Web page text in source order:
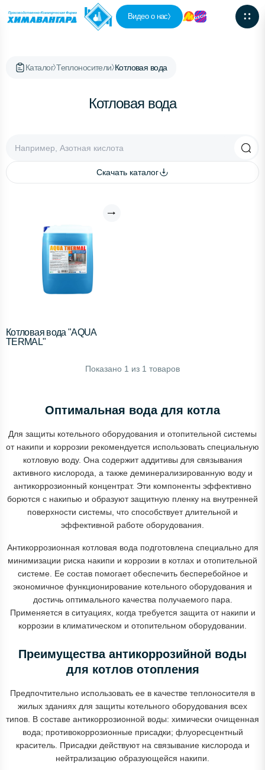
Видео о нас
Каталог Теплоносители Котловая вода
Котловая вода
Скачать каталог
Котловая вода "AQUA
TERMAL"
Показано 1 из 1 товаров
Оптимальная вода для котла
Для защиты котельного оборудования и отопительной системы
от накипи и коррозии рекомендуется использовать специальную
котловую воду. Она содержит аддитивы для связывания
активного кислорода, а также деминерализированную воду и
антикоррозионный концентрат. Эти компоненты эффективно
борются с накипью и образуют защитную пленку на внутренней
поверхности системы, что способствует длительной и
эффективной работе оборудования.
Антикоррозионная котловая вода подготовлена специально для
минимизации риска накипи и коррозии в котлах и отопительной
системе. Ее состав помогает обеспечить бесперебойное и
экономичное функционирование котельного оборудования и
достичь оптимального качества получаемого пара.
Применяется в ситуациях, когда требуется защита от накипи и
коррозии в климатическом и отопительном оборудовании.
Преимущества антикоррозийной воды
для котлов отопления
Предпочтительно использовать ее в качестве теплоносителя в
жилых зданиях для защиты котельного оборудования всех
типов. В составе антикоррозионной воды: химически очищенная
вода; противокоррозионные присадки; флуоресцентный
краситель. Присадки действуют на связывание кислорода и
нейтрализацию образующейся накипи.